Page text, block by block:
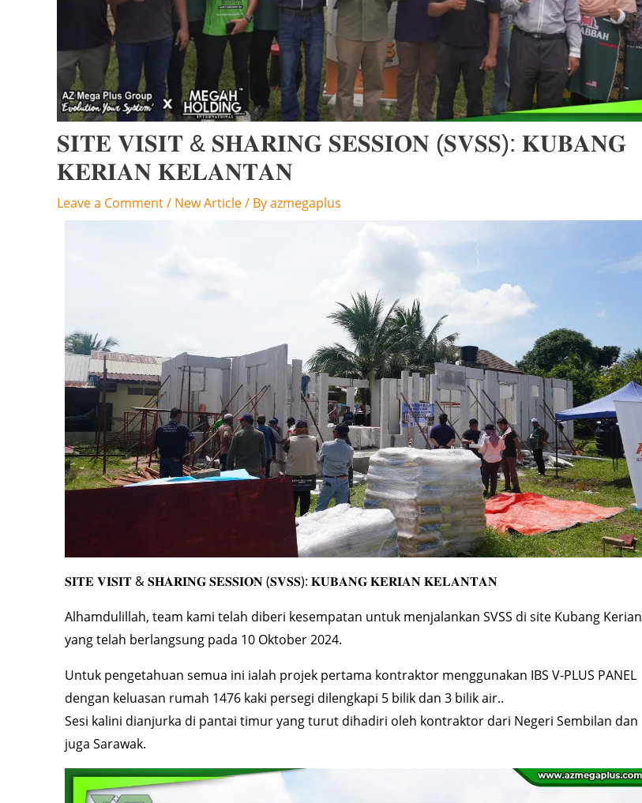
𝐒𝐈𝐓𝐄 𝐕𝐈𝐒𝐈𝐓 & 𝐒𝐇𝐀𝐑𝐈𝐍𝐆 𝐒𝐄𝐒𝐒𝐈𝐎𝐍 (𝐒𝐕𝐒𝐒): 𝐊𝐔𝐁𝐀𝐍𝐆
𝐊𝐄𝐑𝐈𝐀𝐍 𝐊𝐄𝐋𝐀𝐍𝐓𝐀𝐍
Leave a Comment/ New Article/ Byazmegaplus
𝐒𝐈𝐓𝐄 𝐕𝐈𝐒𝐈𝐓 & 𝐒𝐇𝐀𝐑𝐈𝐍𝐆 𝐒𝐄𝐒𝐒𝐈𝐎𝐍 (𝐒𝐕𝐒𝐒): 𝐊𝐔𝐁𝐀𝐍𝐆 𝐊𝐄𝐑𝐈𝐀𝐍 𝐊𝐄𝐋𝐀𝐍𝐓𝐀𝐍
Alhamdulillah, team kami telah diberi kesempatan untuk menjalankan SVSS di site Kubang Kerian
yang telah berlangsung pada 10 Oktober 2024.
Untuk pengetahuan semua ini ialah projek pertama kontraktor menggunakan IBS V-PLUS PANEL
dengan keluasan rumah 1476 kaki persegi dilengkapi 5 bilik dan 3 bilik air..
Sesi kalini dianjurka di pantai timur yang turut dihadiri oleh kontraktor dari Negeri Sembilan dan
juga Sarawak.